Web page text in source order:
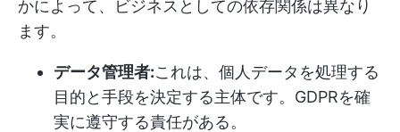
かによって、ビジネスとしての依存関係は異なり
ます。
データ管理者:これは、個人データを処理する
目的と手段を決定する主体です。GDPRを確
実に遵守する責任がある。